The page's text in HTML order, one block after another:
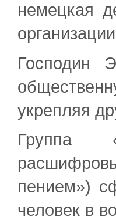
немецкая
Господин
укрепляя
Группа
пением»)
человек в